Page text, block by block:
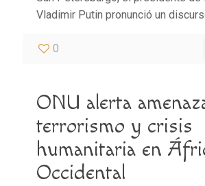
Vladimir Putin pronunció un
0
ONU alerta
terrorismo y crisis
humanitaria en
Occidental